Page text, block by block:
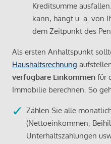
Kreditsumme
kann, hängt u. a. von
dem Zeitpunkt des
Als ersten Anhaltspunkt
Haushaltsrechnung
verfügbare Einkommen für
Immobilie berechnen. So
Zählen Sie alle
(Nettoeinkommen,
Unterhaltszahlungen